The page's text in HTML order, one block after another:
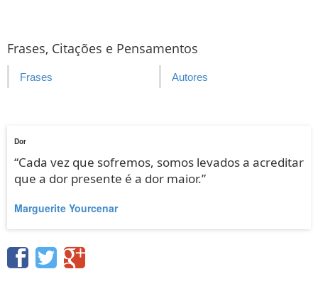
Frases, Citações e Pensamentos
Frases Autores
Dor
“Cada vez que sofremos, somos levados a acreditar
que a dor presente é a dor maior.”
Marguerite Yourcenar